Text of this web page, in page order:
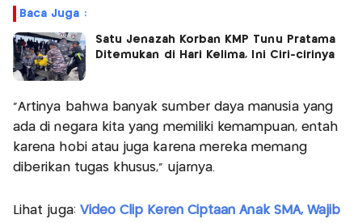
Baca Juga :
Satu Jenazah Korban KMP Tunu Pratama
Ditemukan di Hari Kelima, Ini Ciri-cirinya
"Artinya bahwa banyak sumber daya manusia yang
ada di negara kita yang memiliki kemampuan, entah
karena hobi atau juga karena mereka memang
diberikan tugas khusus," ujarnya.
Lihat juga: Video Clip Keren Ciptaan Anak SMA, Wajib